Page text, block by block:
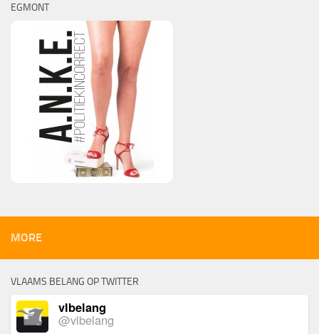
EGMONT
MORE
VLAAMS BELANG OP TWITTER
vlbelang
@vlbelang